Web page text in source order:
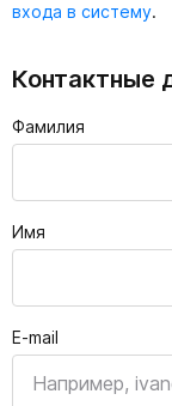
входа в систему.
Контактные
Фамилия
Имя
E-mail